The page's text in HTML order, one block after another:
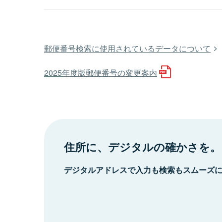
郵便番号検索に使用されているデータについて
2025年度版郵便番号の変更案内
住所に、デジタルの確かさを。
デジタルアドレスで入力も検索もスムーズ